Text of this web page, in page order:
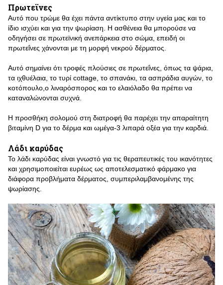
Πρωτεϊνες
Αυτό που τρώμε θα έχει πάντα αντίκτυπο στην υγεία μας και το
ίδιο ισχύει και για την ψωρίαση. Η ασθένεια θα μπορούσε να
οδηγήσει σε πρωτεϊνική ανεπάρκεια στο σώμα, επειδή οι
πρωτεΐνες χάνονται με τη μορφή νεκρού δέρματος.
Αυτό σημαίνει ότι τροφές πλούσιες σε πρωτεΐνες, όπως τα ψάρια,
τα ιχθυέλαια, το τυρί cottage, το σπανάκι, τα ασπράδια αυγών, το
κοτόπουλο,ο λιναρόσπορος και το ελαιόλαδο θα πρέπει να
καταναλώνονται συχνά.
Η προσθήκη σολομού στη διατροφή θα παρέχει την απαραίτητη
βιταμίνη D για το δέρμα και ωμέγα-3 λιπαρά οξέα για την καρδιά.
Λάδι καρύδας
Το λάδι καρύδας είναι γνωστό για τις θεραπευτικές του ικανότητες
και χρησιμοποιείται ευρέως ως αποτελεσματικό φάρμακο για
διάφορα προβλήματα δέρματος, συμπεριλαμβανομένης της
ψωρίασης.